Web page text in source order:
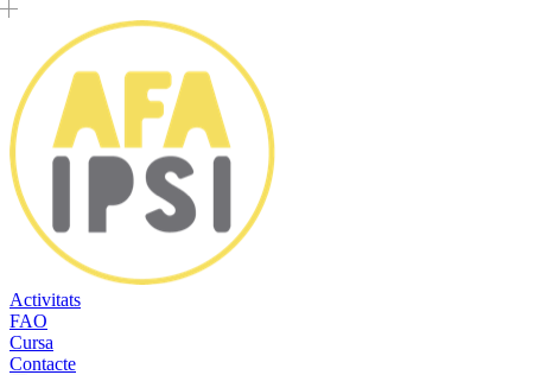
Activitats
FAO
Cursa
Contacte